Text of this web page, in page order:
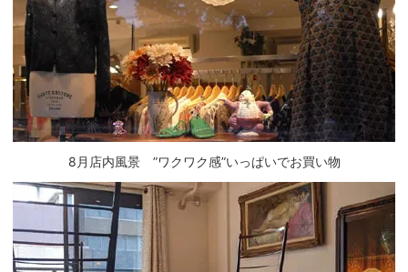
8月店内風景 ”ワクワク感”いっぱいでお買い物